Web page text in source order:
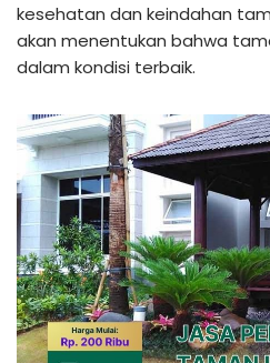
kesehatan dan keindahan
akan menentukan bahwa
dalam kondisi terbaik.